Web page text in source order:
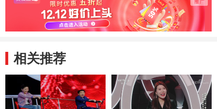
险
相关推荐